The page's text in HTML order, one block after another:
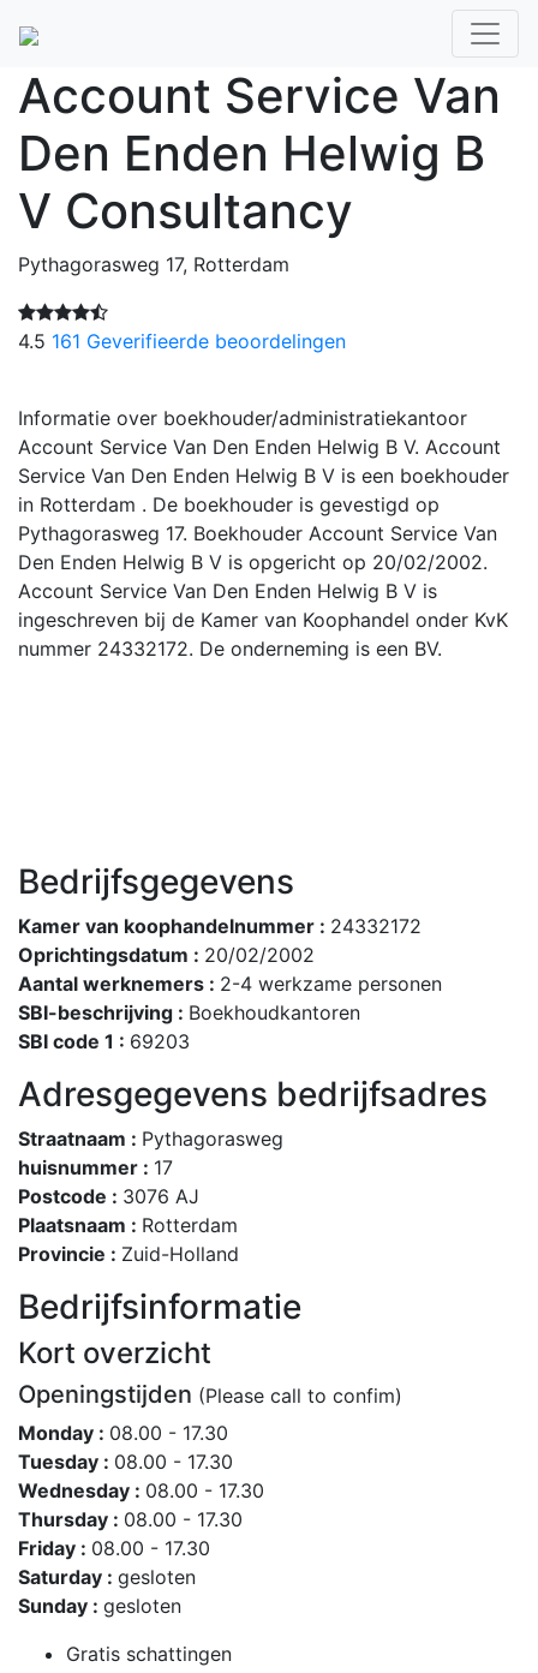
Account Service Van
Den Enden Helwig B
V Consultancy
Pythagorasweg 17, Rotterdam
4.5 161 Geverifieerde beoordelingen
Informatie over boekhouder/administratiekantoor
Account Service Van Den Enden Helwig B V. Account
Service Van Den Enden Helwig B V is een boekhouder
in Rotterdam . De boekhouder is gevestigd op
Pythagorasweg 17. Boekhouder Account Service Van
Den Enden Helwig B V is opgericht op 20/02/2002.
Account Service Van Den Enden Helwig B V is
ingeschreven bij de Kamer van Koophandel onder KvK
nummer 24332172. De onderneming is een BV.
Bedrijfsgegevens
Kamer van koophandelnummer : 24332172
Oprichtingsdatum : 20/02/2002
Aantal werknemers : 2-4 werkzame personen
SBI-beschrijving : Boekhoudkantoren
SBI code 1 : 69203
Adresgegevens bedrijfsadres
Straatnaam : Pythagorasweg
huisnummer : 17
Postcode : 3076 AJ
Plaatsnaam : Rotterdam
Provincie : Zuid-Holland
Bedrijfsinformatie
Kort overzicht
Openingstijden (Please call to confim)
Monday : 08.00 - 17.30
Tuesday : 08.00 - 17.30
Wednesday : 08.00 - 17.30
Thursday : 08.00 - 17.30
Friday : 08.00 - 17.30
Saturday : gesloten
Sunday : gesloten
Gratis schattingen